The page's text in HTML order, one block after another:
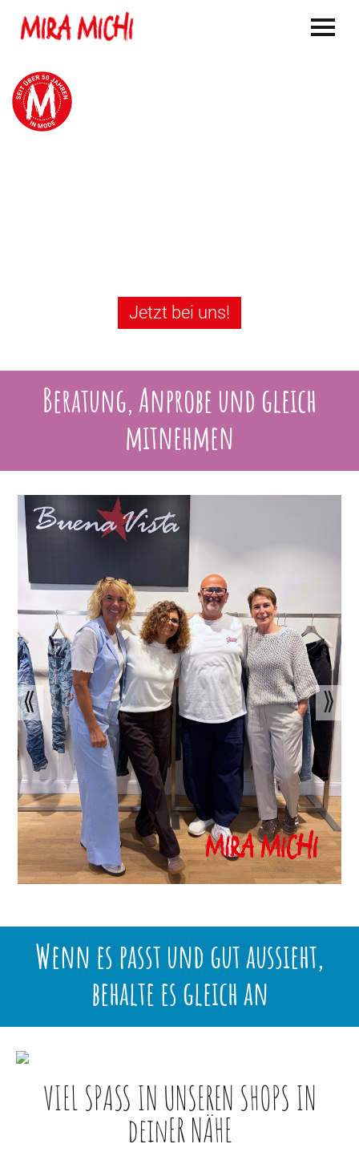
Jetzt bei uns!
Beratung, Anprobe und gleich
mitnehmen
Wenn es passt und gut aussieht,
behalte es gleich an
VIEL SPASS IN UNSEREN SHOPS IN
deinER NÄHE